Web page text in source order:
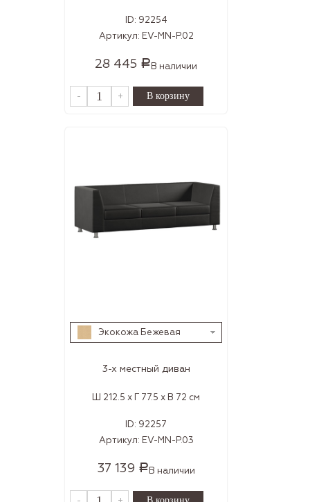
ID: 92254
Артикул: EV-MN-P.02
28 445 Р В наличии
- +
Экокожа Бежевая
3-х местный диван
Ш 212.5 x Г 77.5 x В 72 см
ID: 92257
Артикул: EV-MN-P.03
37 139 Р В наличии